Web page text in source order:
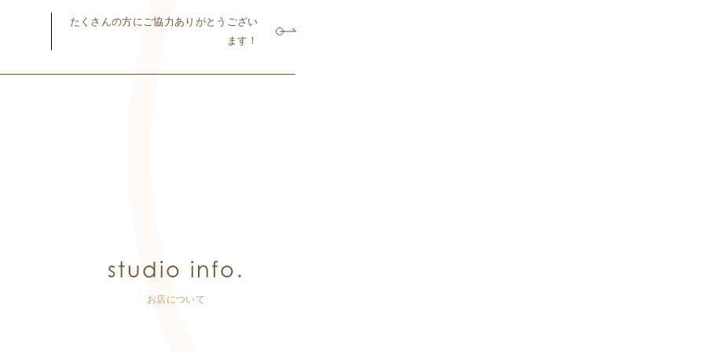
たくさんの方にご協力ありがとうござい
ます！
studio info.
お店について